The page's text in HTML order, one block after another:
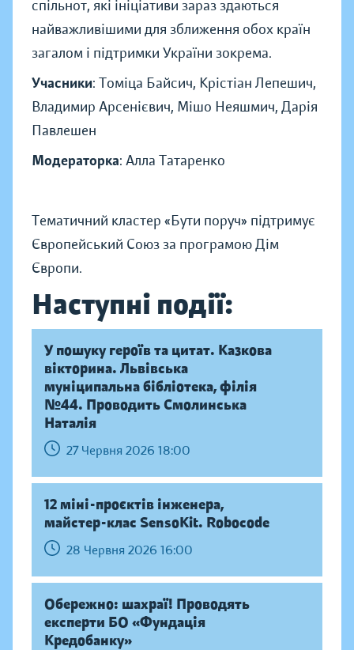
спільнот, які ініціативи зараз здаються
найважливішими для зближення обох країн
загалом і підтримки України зокрема.
Учасники: Томіца Байсич, Крістіан Лепешич,
Владимир Арсенієвич, Мішо Неяшмич, Дарія
Павлешен
Модераторка: Алла Татаренко
Тематичний кластер «Бути поруч» підтримує
Європейський Союз за програмою Дім
Європи.
Наступні події:
У пошуку героїв та цитат. Казкова
вікторина. Львівська
муніципальна бібліотека, філія
№44. Проводить Смолинська
Наталія
27 Червня 2026 18:00
12 міні-проєктів інженера,
майстер-клас SensoKit. Robocode
28 Червня 2026 16:00
Обережно: шахраї! Проводять
експерти БО «Фундація
Кредобанку»